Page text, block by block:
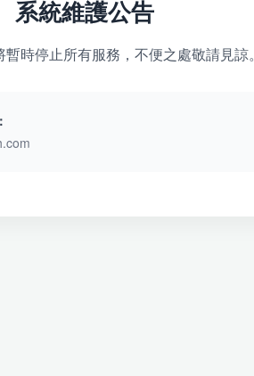
系統維護公告
時停止所有服務，不便之處敬請見諒。